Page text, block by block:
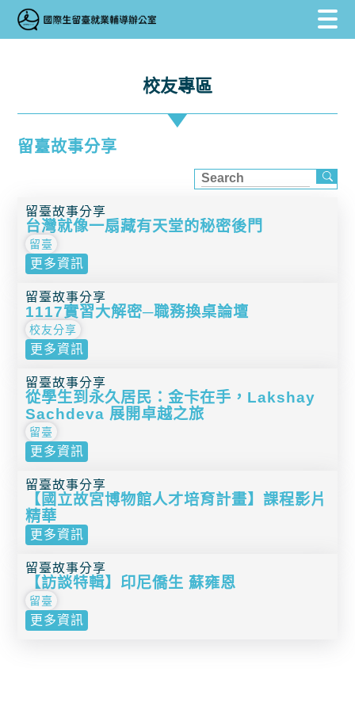
校友專區
留臺故事分享
留臺故事分享
台灣就像一扇藏有天堂的秘密後門
留臺
更多資訊
留臺故事分享
1117實習大解密─職務換桌論壇
校友分享
更多資訊
留臺故事分享
從學生到永久居民：金卡在手，Lakshay
Sachdeva 展開卓越之旅
留臺
更多資訊
留臺故事分享
【國立故宮博物館人才培育計畫】課程影片
精華
更多資訊
留臺故事分享
【訪談特輯】印尼僑生 蘇雍恩
留臺
更多資訊